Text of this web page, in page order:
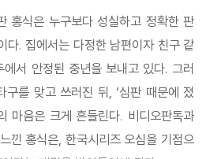
홍식은 누구보다 성실하고 정확한 판
다. 집에서는 다정한 남편이자 친구 같
서 안정된 중년을 보내고 있다. 그러
를 맞고 쓰러진 뒤, ‘심판 때문에 졌
마음은 크게 흔들린다. 비디오판독과
낀 홍식은, 한국시리즈 오심을 기점으